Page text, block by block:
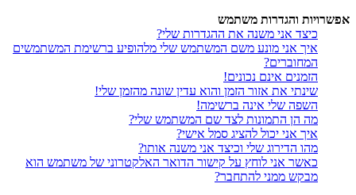
אפשרויות והגדרות משתמש
כיצד אני משנה את ההגדרות שלי?
איך אני מונע משם המשתמש שלי מלהופיע ברשימת המשתמשים
המחוברים?
הזמנים אינם נכונים!
שינתי את אזור הזמן והוא עדין שונה מהזמן שלי!
השפה שלי אינה ברשימה!
מה הן התמונות לצד שם המשתמש שלי?
איך אני יכול להציג סמל אישי?
מהו הדירוג שלי וכיצד אני משנה אותו?
כאשר אני לוחץ על קישור הדואר האלקטרוני של משתמש הוא
מבקש ממני להתחבר?